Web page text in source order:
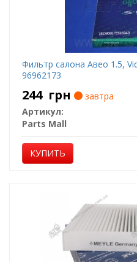
Фильтр салона Авео 1.5,
96962173
244 грн
завтра
Артикул:
Parts Mall
КУПИТЬ